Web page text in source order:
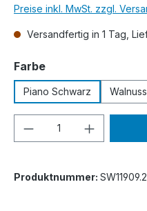
Preise inkl. MwSt. zzgl.
Versandfertig in 1 Tag,
Farbeauswählen
Piano Schwarz Walnuss
Produkt Anzahl:
Produktnummer: SW11909.2